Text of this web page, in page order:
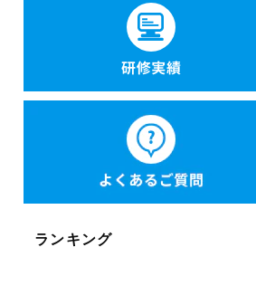
ランキング